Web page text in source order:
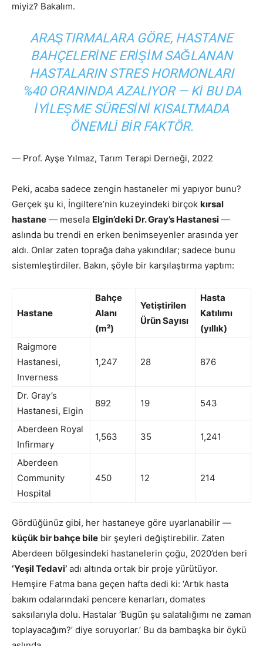
miyiz? Bakalım.
ARAŞTIRMALARA GÖRE, HASTANE
BAHÇELERINE ERIŞIM SAĞLANAN
HASTALARIN STRES HORMONLARI
%40 ORANINDA AZALIYOR — KI BU DA
IYILEŞME SÜRESINI KISALTMADA
ÖNEMLI BIR FAKTÖR.
— Prof. Ayşe Yılmaz, Tarım Terapi Derneği, 2022
Peki, acaba sadece zengin hastaneler mi yapıyor bunu?
Gerçek şu ki, İngiltere’nin kuzeyindeki birçok kırsal
hastane — mesela Elgin’deki Dr. Gray’s Hastanesi —
aslında bu trendi en erken benimseyenler arasında yer
aldı. Onlar zaten toprağa daha yakındılar; sadece bunu
sistemleştirdiler. Bakın, şöyle bir karşılaştırma yaptım:
Hastane
Bahçe
Alanı
(m²)
Yetiştirilen
Ürün Sayısı
Hasta
Katılımı
(yıllık)
Raigmore
Hastanesi,
Inverness
1,247 28 876
Dr. Gray’s
Hastanesi, Elgin
892 19 543
Aberdeen Royal
Infirmary
1,563 35 1,241
Aberdeen
Community
Hospital
450 12 214
Gördüğünüz gibi, her hastaneye göre uyarlanabilir —
küçük bir bahçe bile bir şeyleri değiştirebilir. Zaten
Aberdeen bölgesindeki hastanelerin çoğu, 2020’den beri
‘Yeşil Tedavi’ adı altında ortak bir proje yürütüyor.
Hemşire Fatma bana geçen hafta dedi ki: ‘Artık hasta
bakım odalarındaki pencere kenarları, domates
saksılarıyla dolu. Hastalar ‘Bugün şu salatalığımı ne zaman
toplayacağım?’ diye soruyorlar.’ Bu da bambaşka bir öykü